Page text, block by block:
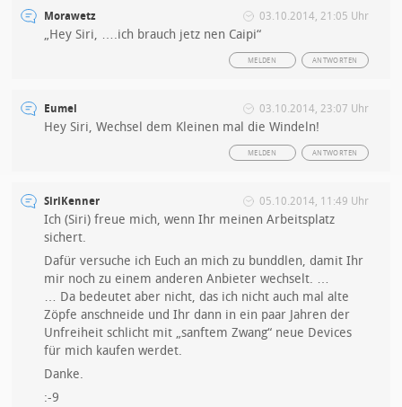
Morawetz 03.10.2014, 21:05 Uhr
„Hey Siri, ….ich brauch jetz nen Caipi“
ANTWORTEN
MELDEN
Eumel 03.10.2014, 23:07 Uhr
Hey Siri, Wechsel dem Kleinen mal die Windeln!
ANTWORTEN
MELDEN
SiriKenner 05.10.2014, 11:49 Uhr
Ich (Siri) freue mich, wenn Ihr meinen Arbeitsplatz
sichert.
Dafür versuche ich Euch an mich zu bunddlen, damit Ihr
mir noch zu einem anderen Anbieter wechselt. …
… Da bedeutet aber nicht, das ich nicht auch mal alte
Zöpfe anschneide und Ihr dann in ein paar Jahren der
Unfreiheit schlicht mit „sanftem Zwang“ neue Devices
für mich kaufen werdet.
Danke.
:-9